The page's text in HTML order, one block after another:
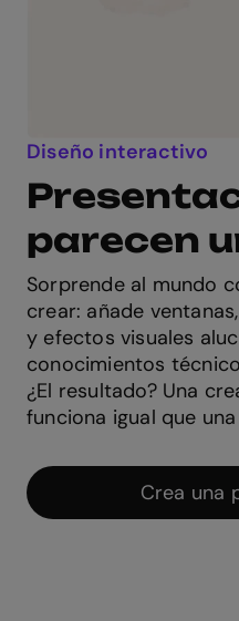
Diseño interactivo
parecen
Sorprende al mundo
crear: añade
y efectos visuales
conocimientos
¿El resultado? Una
funciona igual que
Crea una